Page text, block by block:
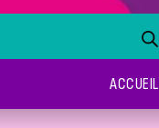
ACCUEIL